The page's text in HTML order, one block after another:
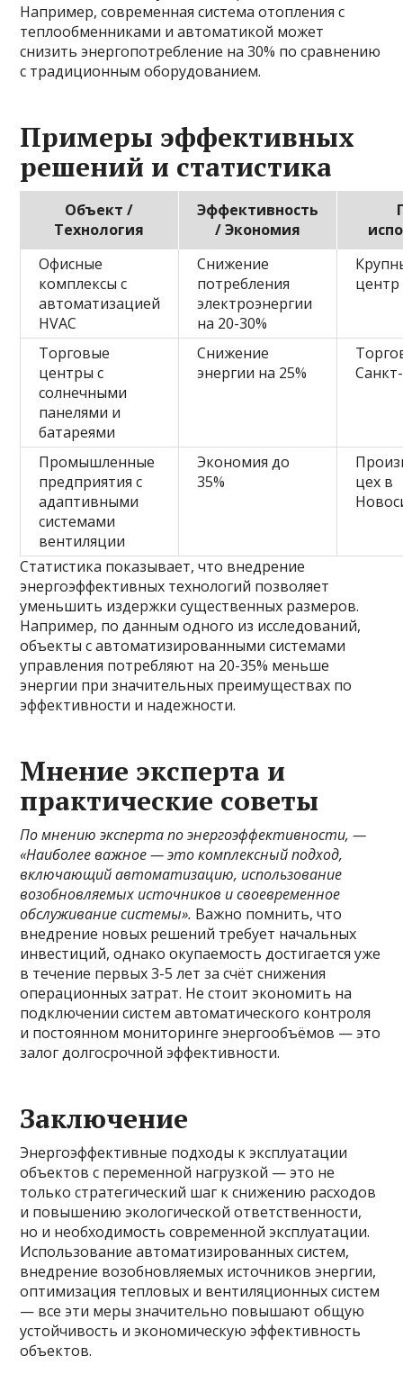
Например, современная система отопления с
теплообменниками и автоматикой может
снизить энергопотребление на 30% по сравнению
с традиционным оборудованием.
Примеры эффективных
решений и статистика
Объект /
Технология
Эффективность
/ Экономия
Офисные
комплексы с
автоматизацией
HVAC
Снижение
потребления
электроэнергии
на 20-30%
Торговые
центры с
солнечными
панелями и
батареями
Снижение
энергии на 25%
Промышленные
предприятия с
адаптивными
системами
вентиляции
Экономия до
35%
цех в
Статистика показывает, что внедрение
энергоэффективных технологий позволяет
уменьшить издержки существенных размеров.
Например, по данным одного из исследований,
объекты с автоматизированными системами
управления потребляют на 20-35% меньше
энергии при значительных преимуществах по
эффективности и надежности.
Мнение эксперта и
практические советы
По мнению эксперта по энергоэффективности, —
«Наиболее важное — это комплексный подход,
включающий автоматизацию, использование
возобновляемых источников и своевременное
обслуживание системы». Важно помнить, что
внедрение новых решений требует начальных
инвестиций, однако окупаемость достигается уже
в течение первых 3-5 лет за счёт снижения
операционных затрат. Не стоит экономить на
подключении систем автоматического контроля
и постоянном мониторинге энергообъёмов — это
залог долгосрочной эффективности.
Заключение
Энергоэффективные подходы к эксплуатации
объектов с переменной нагрузкой — это не
только стратегический шаг к снижению расходов
и повышению экологической ответственности,
но и необходимость современной эксплуатации.
Использование автоматизированных систем,
внедрение возобновляемых источников энергии,
оптимизация тепловых и вентиляционных систем
— все эти меры значительно повышают общую
устойчивость и экономическую эффективность
объектов.